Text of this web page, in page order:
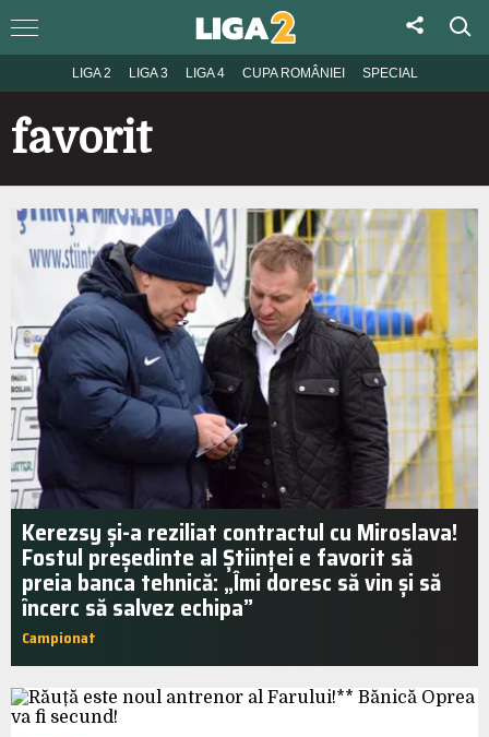
LIGA 2 LIGA 3 LIGA 4 CUPA ROMÂNIEI SPECIAL
favorit
Kerezsy și-a reziliat contractul cu Miroslava!
Fostul președinte al Științei e favorit să
preia banca tehnică: „Îmi doresc să vin și să
încerc să salvez echipa”
Campionat